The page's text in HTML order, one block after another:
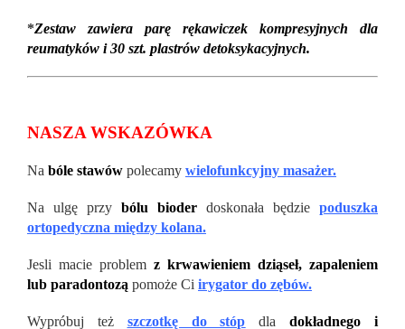
*Zestaw zawiera parę rękawiczek kompresyjnych dla
reumatyków i 30 szt. plastrów detoksykacyjnych.
NASZA WSKAZÓWKA
Na bóle stawów polecamy wielofunkcyjny masażer.
Na ulgę przy bólu bioder doskonała będzie poduszka
ortopedyczna między kolana.
Jesli macie problem z krwawieniem dziąseł, zapaleniem
lub paradontozą pomoże Ci irygator do zębów.
Wypróbuj też szczotkę do stóp dladokładnego i